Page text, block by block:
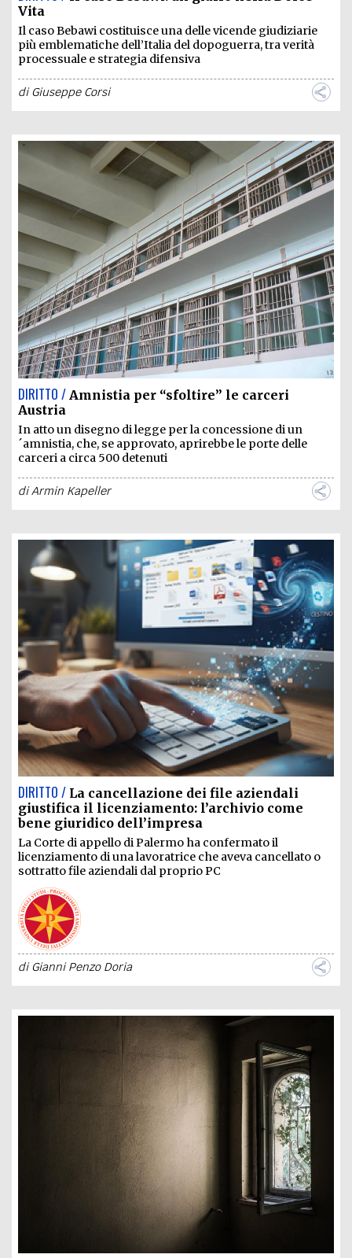
Vita
Il caso Bebawi costituisce una delle vicende giudiziarie
più emblematiche dell’Italia del dopoguerra, tra verità
processuale e strategia difensiva
diGiuseppe Corsi
DIRITTO / Amnistia per “sfoltire” le carceri
Austria
In atto un disegno di legge per la concessione di un
´amnistia, che, se approvato, aprirebbe le porte delle
carceri a circa 500 detenuti
diArmin Kapeller
DIRITTO / La cancellazione dei file aziendali
giustifica il licenziamento: l’archivio come
bene giuridico dell’impresa
La Corte di appello di Palermo ha confermato il
licenziamento di una lavoratrice che aveva cancellato o
sottratto file aziendali dal proprio PC
diGianni Penzo Doria